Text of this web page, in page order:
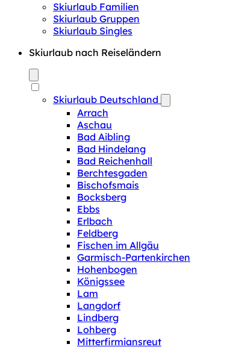
Skiurlaub Familien
Skiurlaub Gruppen
Skiurlaub Singles
Skiurlaub nach Reiseländern
Skiurlaub Deutschland
Arrach
Aschau
Bad Aibling
Bad Hindelang
Bad Reichenhall
Berchtesgaden
Bischofsmais
Bocksberg
Ebbs
Erlbach
Feldberg
Fischen im Allgäu
Garmisch-Partenkirchen
Hohenbogen
Königssee
Lam
Langdorf
Lindberg
Lohberg
Mitterfirmiansreut